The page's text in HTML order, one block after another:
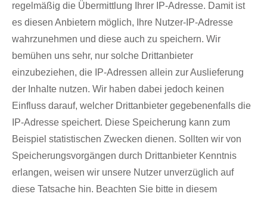
regelmäßig die Übermittlung Ihrer IP-Adresse. Damit ist
es diesen Anbietern möglich, Ihre Nutzer-IP-Adresse
wahrzunehmen und diese auch zu speichern. Wir
bemühen uns sehr, nur solche Drittanbieter
einzubeziehen, die IP-Adressen allein zur Auslieferung
der Inhalte nutzen. Wir haben dabei jedoch keinen
Einfluss darauf, welcher Drittanbieter gegebenenfalls die
IP-Adresse speichert. Diese Speicherung kann zum
Beispiel statistischen Zwecken dienen. Sollten wir von
Speicherungsvorgängen durch Drittanbieter Kenntnis
erlangen, weisen wir unsere Nutzer unverzüglich auf
diese Tatsache hin. Beachten Sie bitte in diesem